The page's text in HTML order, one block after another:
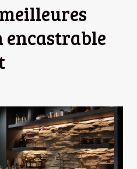
encastrable